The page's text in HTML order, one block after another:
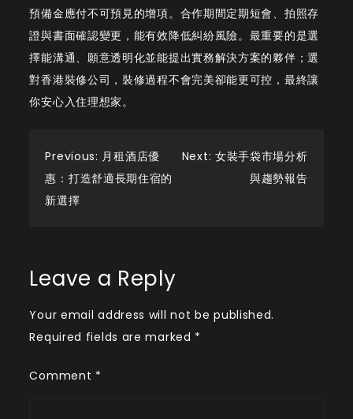
預備金應付不可預見的增項。合作期間定期短會、拍照存
證與書面確認變更，能有效降低糾紛風險。最重要的是選
擇能溝通、願意透明化並能提出實務解決方案的夥伴；選
對香港裝修公司，裝修過程不會完美卻能更可控，最終讓
你安心入住理想家。
Post
navigation
Previous: 月租酒店優
惠：打造舒適長期住宿的
新選擇
Next: 女裝手袋市場分析
與趨勢報告
Leave a Reply
Your email address will not be published.
Required fields are marked *
Comment *